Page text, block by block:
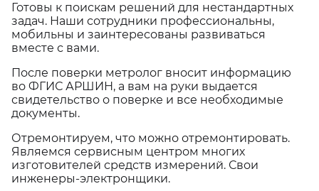
Готовы к поискам решений для нестандартных
задач. Наши сотрудники профессиональны,
мобильны и заинтересованы развиваться
вместе с вами.
После поверки метролог вносит информацию
во ФГИС АРШИН, а вам на руки выдается
свидетельство о поверке и все необходимые
документы.
Отремонтируем, что можно отремонтировать.
Являемся сервисным центром многих
изготовителей средств измерений. Свои
инженеры-электронщики.